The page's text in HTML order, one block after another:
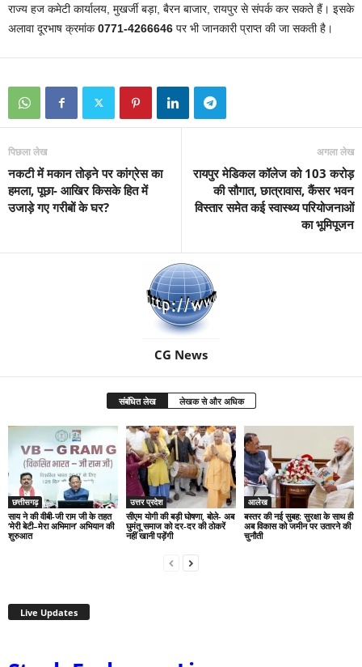
राज्य हज कमेटी कार्यालय, मुखर्जी बड़ा, बैरन बाजार, रायपुर से संपर्क कर सकते हैं। इसके
अलावा दूरभाष क्रमांक0771-4266646 पर भी जानकारी प्राप्त की जा सकती है।
पिछला लेख
नकटी में मकान तोड़ने पर कांग्रेस का
हमला, पूछा- आखिर किसके हित में
उजाड़े गए गरीबों के घर?
अगला लेख
रायपुर मेडिकल कॉलेज को 103 करोड़
की सौगात, छात्रावास, कैंसर भवन
विस्तार समेत कई स्वास्थ्य परियोजनाओं
का भूमिपूजन
CG News
संबंधित लेख लेखक से और अधिक
छत्तीसगढ़
साय ने की वीबी-जी राम जी के तहत
‘मेरी बेटी–मेरा अभिमान’ अभियान की
शुरुआत
उत्तर प्रदेश
सीएम योगी की बड़ी घोषणा, बोले- अब
घुमंतू समाज को दर-दर की ठोकरें
नहीं खानी पड़ेंगी
आलेख
बस्तर की नई सुबह: सुरक्षा के साथ ही
अब विकास को जमीन पर उतारने की
चुनौती
Live Updates